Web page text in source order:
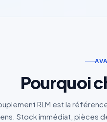
Pourquoi
RLM est la
Stock immédiat, pièces